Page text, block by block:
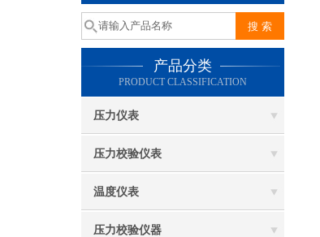
产品分类
PRODUCT CLASSIFICATION
压力仪表
压力校验仪表
温度仪表
压力校验仪器